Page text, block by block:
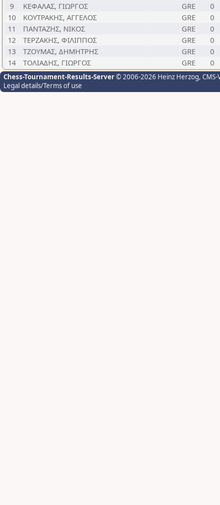
9
ΚΕΦΑΛΑΣ, ΓΙΩΡΓΟΣ GRE
0
10
ΚΟΥΤΡΑΚΗΣ, ΑΓΓΕΛΟΣ GRE
0
11
ΠΑΝΤΑΖΗΣ, ΝΙΚΟΣ GRE
0
12
ΤΕΡΖΑΚΗΣ, ΦΙΛΙΠΠΟΣ GRE
0
13
ΤΖΟΥΜΑΣ, ΔΗΜΗΤΡΗΣ GRE
0
14
ΤΟΛΙΑΔΗΣ, ΓΙΩΡΓΟΣ GRE 0
Chess-Tournament-Results-Server© 2006-2026 Heinz Herzog,
Legal details/Terms of use